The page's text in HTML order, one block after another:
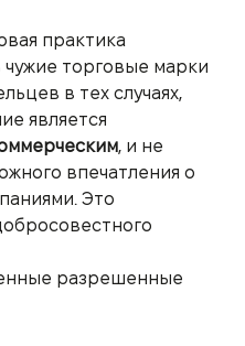
практика
чужие торговые марки
в тех случаях,
является
, и не
впечатления о
Это
разрешенные